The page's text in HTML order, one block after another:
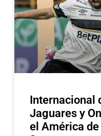
Internacional
Jaguares y
el América